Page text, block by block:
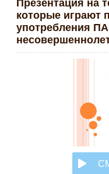
Презентация на
которые играют
употребления